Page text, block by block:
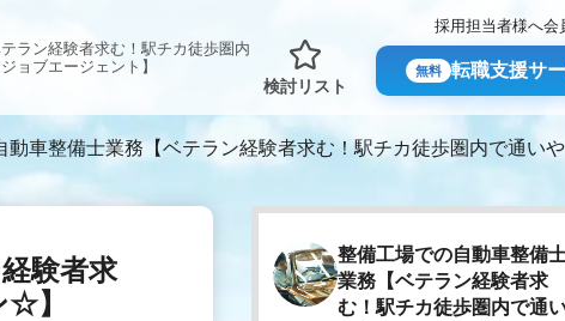
ラン経験者求む！駅チカ徒歩圏内
ョブエージェント】
検討リスト
採用担当者様へ会
無料 転職支援サ
動車整備士業務【ベテラン経験者求む！駅チカ徒歩圏内で通い
験者求
】
整備工場での自動車整備
業務【ベテラン経験者求
む！駅チカ徒歩圏内で通